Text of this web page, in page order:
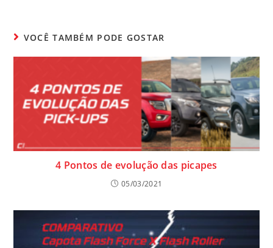
VOCÊ TAMBÉM PODE GOSTAR
4 Pontos de evolução das picapes
05/03/2021